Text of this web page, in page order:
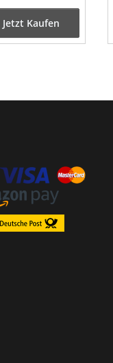
Jetzt Kaufen